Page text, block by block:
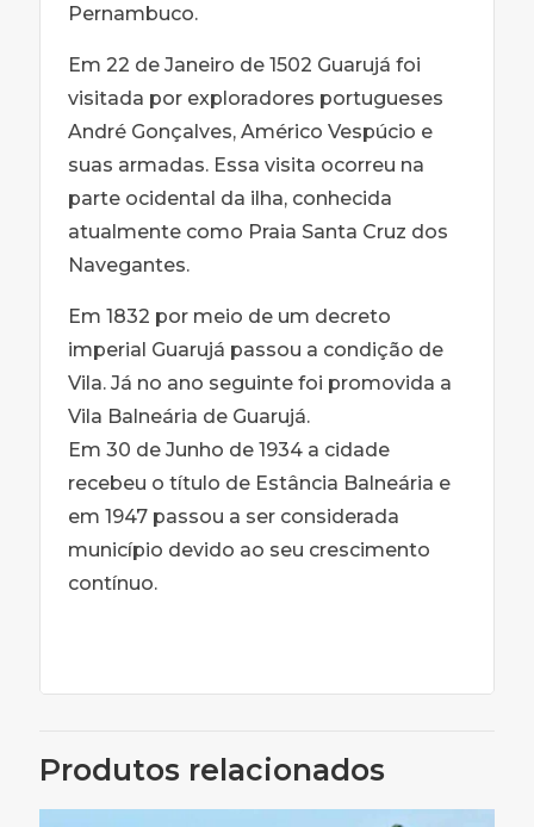
Pernambuco.
Em 22 de Janeiro de 1502 Guarujá foi
visitada por exploradores portugueses
André Gonçalves, Américo Vespúcio e
suas armadas. Essa visita ocorreu na
parte ocidental da ilha, conhecida
atualmente como Praia Santa Cruz dos
Navegantes.
Em 1832 por meio de um decreto
imperial Guarujá passou a condição de
Vila. Já no ano seguinte foi promovida a
Vila Balneária de Guarujá.
Em 30 de Junho de 1934 a cidade
recebeu o título de Estância Balneária e
em 1947 passou a ser considerada
município devido ao seu crescimento
contínuo.
Produtos relacionados